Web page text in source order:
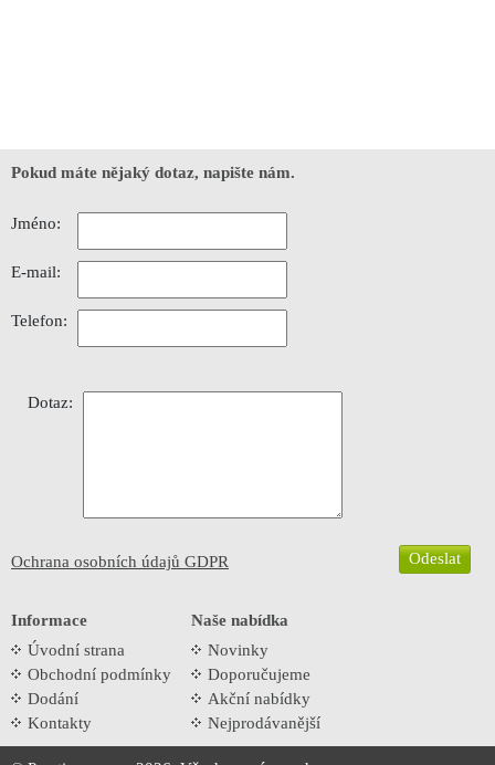
Pokud máte nějaký dotaz, napište nám.
Jméno:
E-mail:
Telefon:
Dotaz:
Ochrana osobních údajů GDPR
Informace
Úvodní strana
Obchodní podmínky
Dodání
Kontakty
Naše nabídka
Novinky
Doporučujeme
Akční nabídky
Nejprodávanější